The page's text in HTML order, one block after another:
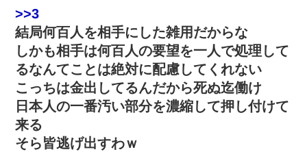
>>3
結局何百人を相手にした雑用だからな
しかも相手は何百人の要望を一人で処理して
るなんてことは絶対に配慮してくれない
こっちは金出してるんだから死ぬ迄働け
日本人の一番汚い部分を濃縮して押し付けて
来る
そら皆逃げ出すわｗ